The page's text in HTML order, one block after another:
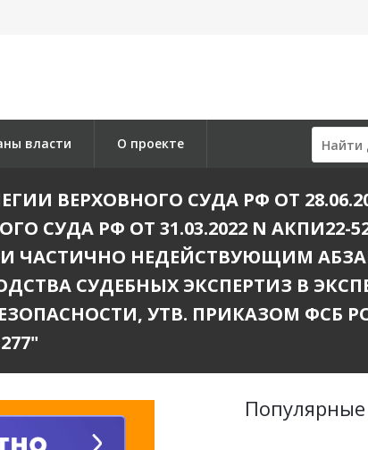
власти О проекте
ВЕРХОВНОГО СУДА РФ ОТ
СУДА РФ ОТ 31.03.2022 N АКПИ22-
ЧАСТИЧНО НЕДЕЙСТВУЮЩИМ
СУДЕБНЫХ ЭКСПЕРТИЗ В
УТВ. ПРИКАЗОМ ФСБ